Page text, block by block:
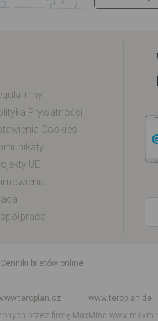
Prywatności
Cookies
UE
Cenniki biletów online
www.teroplan.de
przez firmę MaxMind